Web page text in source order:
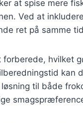
at spise mere
Ved at
ret på samme
hvilket
kan
til både